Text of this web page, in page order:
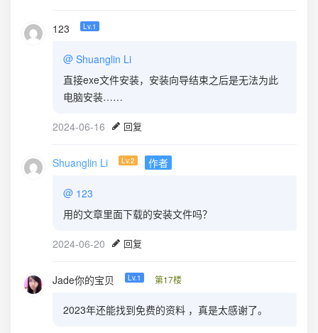
123 Lv.1
@ Shuanglin Li
直接exe文件安装，安装向导结束之后是无法为此
电脑安装……
2024-06-16 回复
Shuanglin Li Lv.2 作者
@ 123
用的文章里面下载的安装文件吗？
2024-06-20 回复
Jade你的宝贝 Lv.1 第17楼
2023年还能找到免费的资料 ，真是太感谢了。